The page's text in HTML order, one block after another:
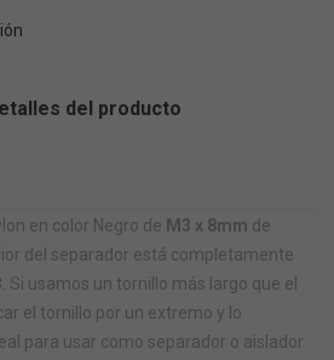
del producto
en color Negro de M3 x 8mm de
del separador está completamente
Si usamos un tornillo más largo que el
el tornillo por un extremo y lo
para usar como separador o aislador